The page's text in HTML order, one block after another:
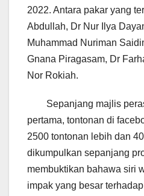
2022. Antara pakar yang
Abdullah, Dr Nur Ilya
Muhammad Nuriman
Gnana Piragasam, Dr
Nor Rokiah.
Sepanjang majlis
pertama, tontonan di
2500 tontonan lebih dan
dikumpulkan sepanjang
membuktikan bahawa siri
impak yang besar